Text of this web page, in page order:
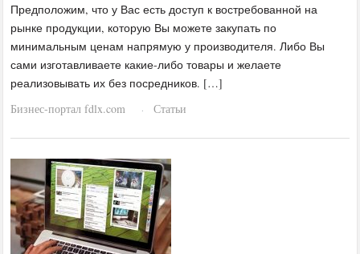
Предположим, что у Вас есть доступ к востребованной на
рынке продукции, которую Вы можете закупать по
минимальным ценам напрямую у производителя. Либо Вы
сами изготавливаете какие-либо товары и желаете
реализовывать их без посредников. […]
Бизнес-портал fdlx.com
· Статьи